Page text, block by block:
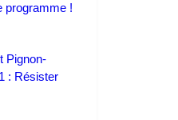
programme !
Pignon-
: Résister